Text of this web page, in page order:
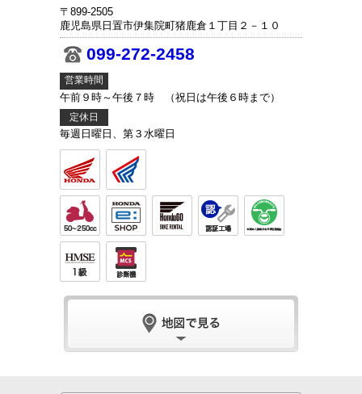
〒899-2505
鹿児島県日置市伊集院町猪鹿倉１丁目２－１０
099-272-2458
営業時間
午前９時～午後７時 （祝日は午後６時まで）
定休日
毎週日曜日、第３水曜日